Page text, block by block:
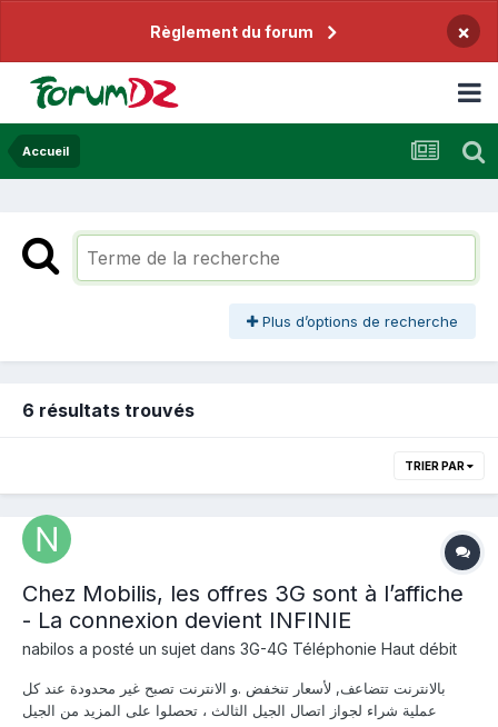
Règlement du forum ×
Accueil
Plus d’options de recherche
6 résultats trouvés
TRIER PAR
Chez Mobilis, les offres 3G sont à l’affiche
- La connexion devient INFINIE
nabilos a posté un sujet dans 3G-4G Téléphonie Haut débit
بالانترنت تتضاعف, لأسعار تنخفض .و الانترنت تصبح غير محدودة عند كل
عملية شراء لجواز اتصال الجيل الثالث ، تحصلوا على المزيد من الجيل